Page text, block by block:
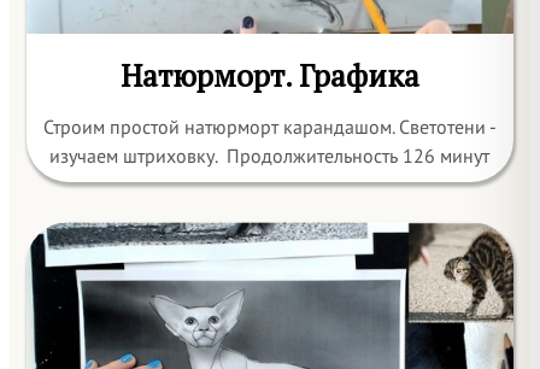
Натюрморт. Графика
Строим простой натюрморт карандашом. Светотени -
изучаем штриховку. Продолжительность 126 минут